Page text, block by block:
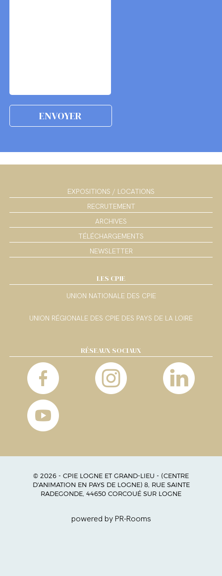
EXPOSITIONS / LOCATIONS
RECRUTEMENT
ARCHIVES
TÉLÉCHARGEMENTS
NEWSLETTER
LES CPIE
UNION NATIONALE DES CPIE
UNION RÉGIONALE DES CPIE DES PAYS DE LA LOIRE
RÉSEAUX SOCIAUX
© 2026 - CPIE LOGNE ET GRAND-LIEU - (CENTRE
D'ANIMATION EN PAYS DE LOGNE) 8, RUE SAINTE
RADEGONDE, 44650 CORCOUÉ SUR LOGNE
powered by PR-Rooms